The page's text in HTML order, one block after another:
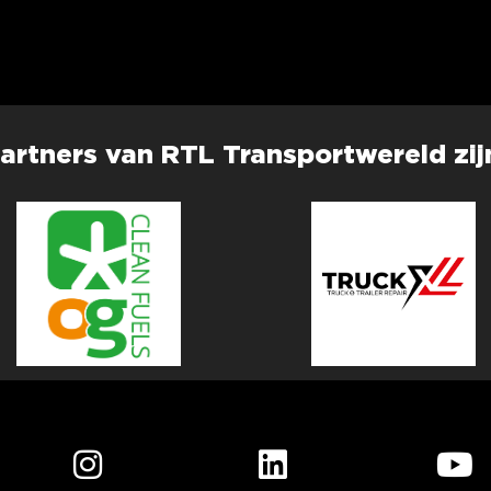
van RTL Transportwereld